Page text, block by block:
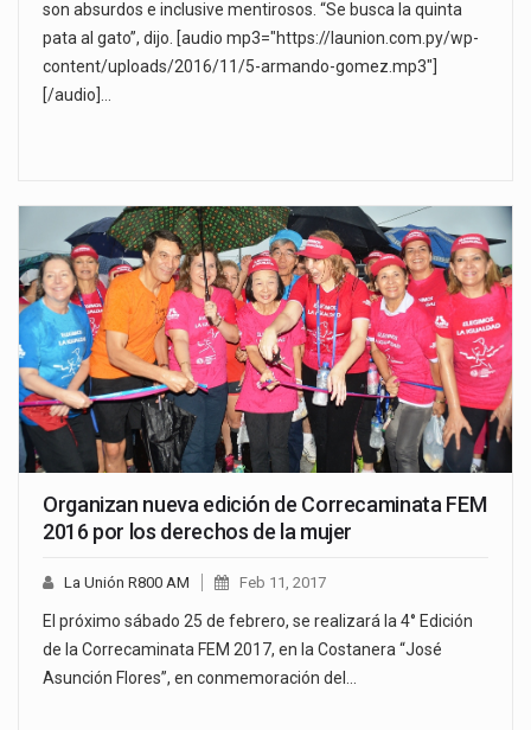
son absurdos e inclusive mentirosos. “Se busca la quinta
pata al gato”, dijo. [audio mp3="https://launion.com.py/wp-
content/uploads/2016/11/5-armando-gomez.mp3"]
[/audio]…
Organizan nueva edición de Correcaminata FEM
2016 por los derechos de la mujer
La Unión R800 AM Feb 11, 2017
El próximo sábado 25 de febrero, se realizará la 4° Edición
de la Correcaminata FEM 2017, en la Costanera “José
Asunción Flores”, en conmemoración del…